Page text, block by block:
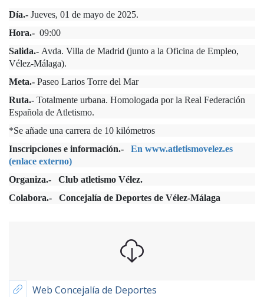
Día.- Jueves, 01 de mayo de 2025.
Hora.- 09:00
Salida.- Avda. Villa de Madrid (junto a la Oficina de Empleo,
Vélez-Málaga).
Meta.- Paseo Larios Torre del Mar
Ruta.- Totalmente urbana. Homologada por la Real Federación
Española de Atletismo.
*Se añade una carrera de 10 kilómetros
Inscripciones e información.-
En www.atletismovelez.es
(enlace externo)
Organiza.- Club atletismo Vélez.
Colabora.- Concejalía de Deportes de Vélez-Málaga
Web Concejalía de Deportes